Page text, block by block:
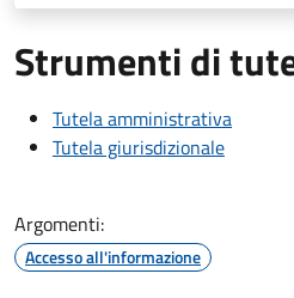
Strumenti di
Tutela amministrativa
Tutela giurisdizionale
Argomenti:
Accesso all'informazione